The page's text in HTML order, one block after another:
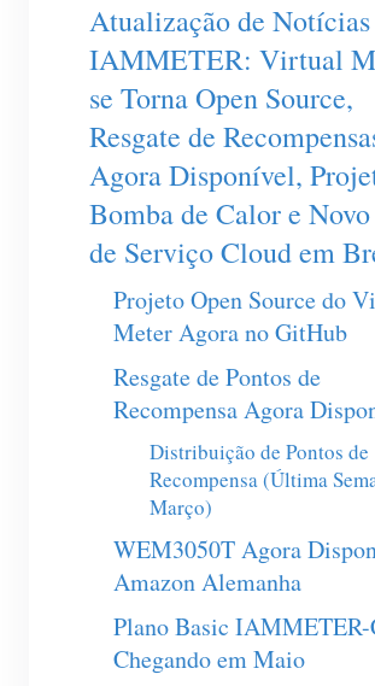
Serviço de hospedagem própria
Carregador EV
IAMMETER Simulator
Medidor virtual
Sistema de previsão e simulação
Aplicações
Monitor de energia do sistema solar
Monitor de consumo de eletricidade
Sistema de controle de aquecedor
Automação residencial
Monitoramento de energia da
Loja
Recursos
Início rápido do produto
Documento
Vídeo tutorial
FAQ
Blog
Comunidade
Programa de contribuidores
Centro de contribuidores
Atividades IAMMETER
Fórum
App Loja
Soluções
Sobre nós
Atualização de Notícias
IAMMETER: Virtual
se Torna Open Source,
Resgate de
Agora Disponível,
Bomba de Calor e
de Serviço Cloud em
Projeto Open Source do
Meter Agora no GitHub
Resgate de Pontos de
Recompensa Agora
Distribuição de Pontos de
Recompensa (Última
Março)
WEM3050T Agora
Amazon Alemanha
Plano Basic
Chegando em Maio